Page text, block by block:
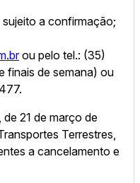
a confirmação;
ou pelo tel.: (35)
finais de semana) ou
21 de março de
Terrestres,
a cancelamento e